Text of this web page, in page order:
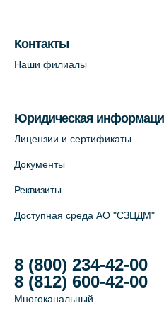
пр. В.О., д.5
Контакты
Наши филиалы
Юридическая
Лицензии и сертификаты
Документы
Реквизиты
Доступная среда АО "СЗЦДМ"
8 (800) 234-42-00
8 (812) 600-42-00
Многоканальный